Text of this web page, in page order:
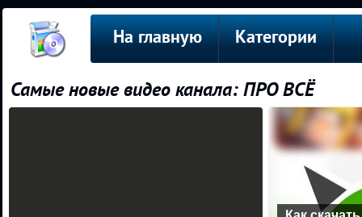
На главную Категории
Самые новые видео канала: ПРО ВСЁ